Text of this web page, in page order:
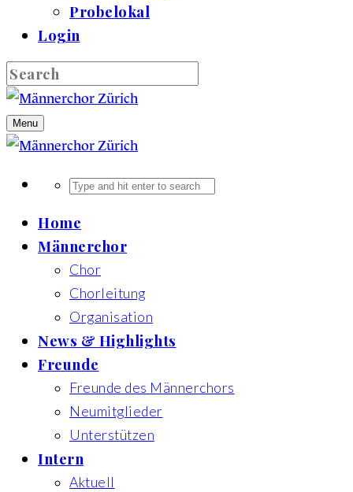
Probelokal
Login
Menu
Home
Männerchor
Chor
Chorleitung
Organisation
News & Highlights
Freunde
Freunde des Männerchors
Neumitglieder
Unterstützen
Intern
Aktuell